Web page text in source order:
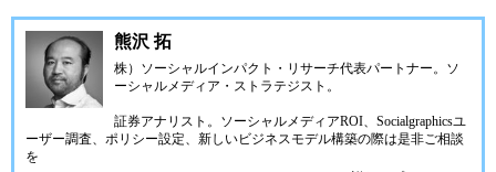
熊沢 拓
株）ソーシャルインパクト・リサーチ代表パートナー。ソ
ーシャルメディア・ストラテジスト。
証券アナリスト。ソーシャルメディアROI、Socialgraphicsユ
ーザー調査、ポリシー設定、新しいビジネスモデル構築の際は是非ご相談
を